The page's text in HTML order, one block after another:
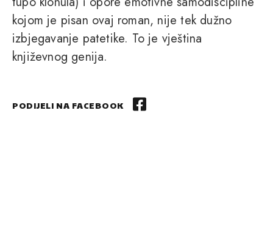
kojom je pisan ovaj roman, nije tek dužno
izbjegavanje patetike. To je vještina
književnog genija.
PODIJELI NA FACEBOOK